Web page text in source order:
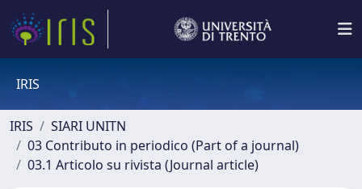
IRIS
IRIS
SIARI UNITN
03 Contributo in periodico (Part of a journal)
03.1 Articolo su rivista (Journal article)